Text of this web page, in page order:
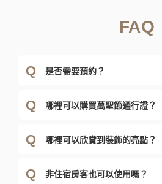
FAQ
Q 是否需要預約？
Q 哪裡可以購買萬聖節通行證？
Q 哪裡可以欣賞到裝飾的亮點？
Q 非住宿房客也可以使用嗎？